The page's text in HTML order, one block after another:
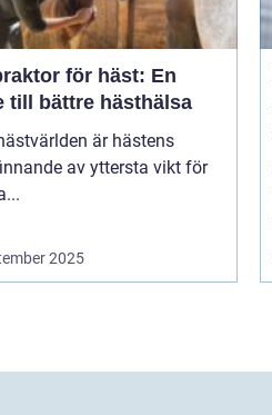
för häst: En
till bättre hästhälsa
är hästens
av yttersta vikt för
2025